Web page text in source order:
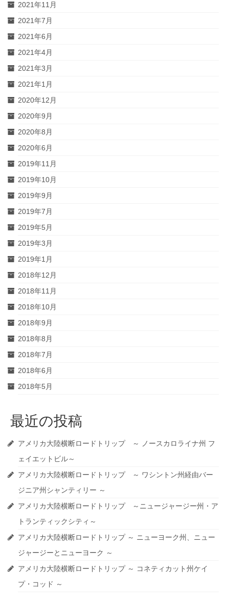
2021年11月
2021年7月
2021年6月
2021年4月
2021年3月
2021年1月
2020年12月
2020年9月
2020年8月
2020年6月
2019年11月
2019年10月
2019年9月
2019年7月
2019年5月
2019年3月
2019年1月
2018年12月
2018年11月
2018年10月
2018年9月
2018年8月
2018年7月
2018年6月
2018年5月
最近の投稿
アメリカ大陸横断ロードトリップ ～ ノースカロライナ州 フ
ェイエットビル～
アメリカ大陸横断ロードトリップ ～ ワシントン州経由バー
ジニア州シャンティリー ～
アメリカ大陸横断ロードトリップ ～ニュージャージー州・ア
トランティックシティ～
アメリカ大陸横断ロードトリップ ～ ニューヨーク州、ニュー
ジャージーとニューヨーク ～
アメリカ大陸横断ロードトリップ ～ コネティカット州ケイ
プ・コッド ～